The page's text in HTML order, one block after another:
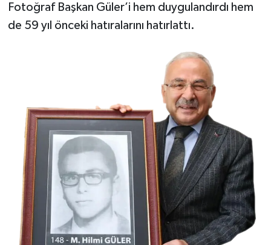
Fotoğraf Başkan Güler’i hem duygulandırdı hem
de 59 yıl önceki hatıralarını hatırlattı.